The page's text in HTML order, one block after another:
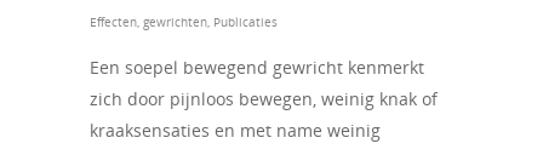
Effecten, gewrichten, Publicaties
Een soepel bewegend gewricht kenmerkt
zich door pijnloos bewegen, weinig knak of
kraaksensaties en met name weinig